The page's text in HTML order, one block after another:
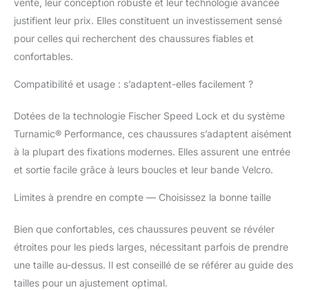
justifient leur prix. Elles constituent un investissement sensé
pour celles qui recherchent des chaussures fiables et
confortables.
Compatibilité et usage : s’adaptent-elles facilement ?
Dotées de la technologie Fischer Speed Lock et du système
Turnamic® Performance, ces chaussures s’adaptent aisément
à la plupart des fixations modernes. Elles assurent une entrée
et sortie facile grâce à leurs boucles et leur bande Velcro.
Limites à prendre en compte — Choisissez la bonne taille
Bien que confortables, ces chaussures peuvent se révéler
étroites pour les pieds larges, nécessitant parfois de prendre
une taille au-dessus. Il est conseillé de se référer au guide des
tailles pour un ajustement optimal.